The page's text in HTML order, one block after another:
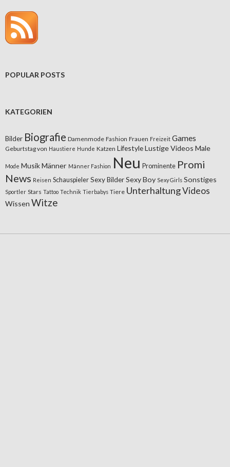
POPULAR POSTS
KATEGORIEN
Bilder Biografie Damenmode Fashion Frauen Freizeit Games
Geburtstag von Haustiere Hunde Katzen LifestyleLustige Videos Male
Mode MusikMänner Männer Fashion Neu Prominente Promi
News Reisen Schauspieler Sexy BilderSexy Boy Sexy Girls Sonstiges
Sportler Stars Tattoo Technik Tierbabys Tiere UnterhaltungVideos
Wissen Witze